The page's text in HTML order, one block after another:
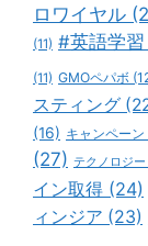
ロワイヤル
(11) #英語学習
(11) GMOペパボ
スティング
(16) キャンペーン
(27) テクノロジー
イン取得 (24)
ィンジア (23)